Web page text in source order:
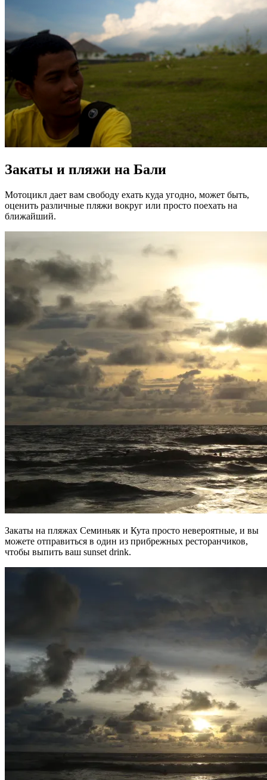
Закаты и пляжи на Бали
Мотоцикл дает вам свободу ехать куда угодно, может быть,
оценить различные пляжи вокруг или просто поехать на
ближайший.
Закаты на пляжах Семиньяк и Кута просто невероятные, и вы
можете отправиться в один из прибрежных ресторанчиков,
чтобы выпить ваш sunset drink.